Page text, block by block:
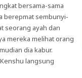
bersama-sama
berepmat sembunyi-
seorang ayah dan
mereka melihat orang
dia kabur.
langsung